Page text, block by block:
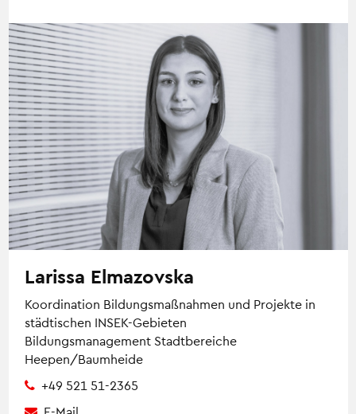
Larissa Elmazovska
Koordination Bildungsmaßnahmen und Projekte in
städtischen INSEK-Gebieten
Bildungsmanagement Stadtbereiche
Heepen/Baumheide
+49 521 51-2365